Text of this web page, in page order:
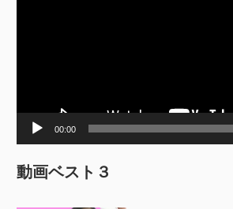
ー
00:00
動画ベスト３